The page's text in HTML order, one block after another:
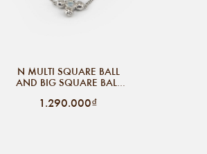
N MULTI SQUARE BALL
AND BIG SQUARE BALL
1.290.000₫